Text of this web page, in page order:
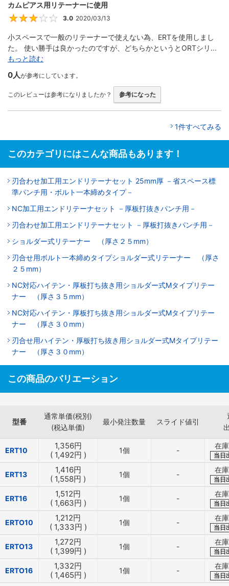
カムピアス用リテーナーに使用
3
3.0 2020/03/13
小スペースで一般のリテーナーで使えない為、ERTを使用しまし
た。 使い勝手は良かったのですが、どちらかというとORTシリ...
もっと読む
0人が参考にしています。
このレビューは参考になりましたか？ 参考になった
1件すべてみる
このカテゴリにはこんな商品もあります！
刃合わせ加工用エンドリテーナセット 25mm厚 －省スペース標
準パンチ用・ボルト一本締めタイプ－
NC加工用エンドリテーナセット －厚板打抜きパンチ用－
刃合わせ加工用エンドリテーナセット －厚板打抜きパンチ用－
ショルダー式リテーナー （厚さ２５mm）
刃合せ用ボルト一本締めタイプショルダー式リテーナー （厚さ
２５mm）
NC対応ハイテン・厚板打ち抜き用ショルダー式Mタイプリテー
ナー （厚さ３５mm）
NC対応ハイテン・厚板打ち抜き用ショルダー式Mタイプリテー
ナー （厚さ３０mm）
刃合せ用ハイテン・厚板打ち抜き用ショルダー式Mタイプリテー
ナー （厚さ３０mm）
この商品のバリエーション
型番
通常単価(税別)
(税込単価)
最小発注数量 スライド値引
ERT10 1,356円
( 1,492円 ) 1個 -
在
当日
ERT13 1,416円
( 1,558円 ) 1個 -
在
当日
ERT16 1,512円
( 1,663円 ) 1個 -
在
当日
ERTO10 1,212円
( 1,333円 ) 1個 -
在
当日
ERTO13 1,272円
( 1,399円 ) 1個 -
在
当日
ERTO16 1,332円
( 1,465円 ) 1個 -
在
当日